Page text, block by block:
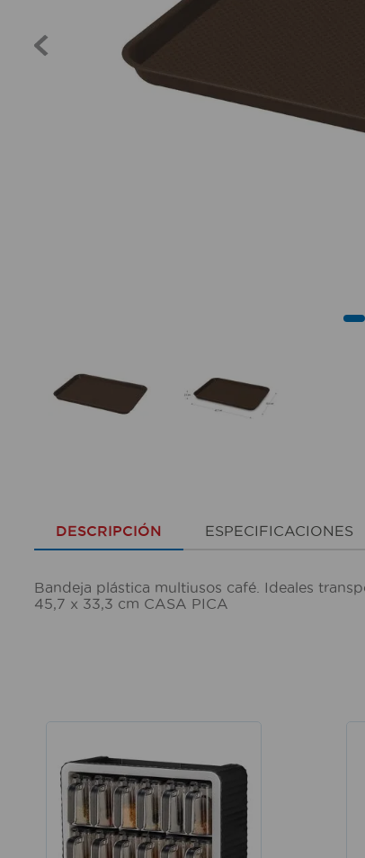
DESCRIPCIÓN ESPECIFICACIONES
Bandeja plástica multiusos café. Ideales
45,7 x 33,3 cm CASA PICA